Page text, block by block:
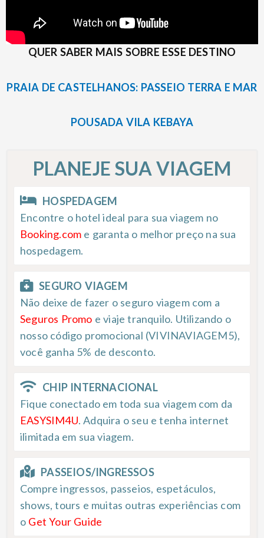
QUER SABER MAIS SOBRE ESSE DESTINO
PRAIA DE CASTELHANOS: PASSEIO TERRA E MAR
POUSADA VILA KEBAYA
PLANEJE SUA VIAGEM
HOSPEDAGEM
Encontre o hotel ideal para sua viagem no
Booking.com e garanta o melhor preço na sua
hospedagem.
SEGURO VIAGEM
Não deixe de fazer o seguro viagem com a
Seguros Promo e viaje tranquilo. Utilizando o
nosso código promocional (VIVINAVIAGEM5),
você ganha 5% de desconto.
CHIP INTERNACIONAL
Fique conectado em toda sua viagem com da
EASYSIM4U. Adquira o seu e tenha internet
ilimitada em sua viagem.
PASSEIOS/INGRESSOS
Compre ingressos, passeios, espetáculos,
shows, tours e muitas outras experiências com
o Get Your Guide